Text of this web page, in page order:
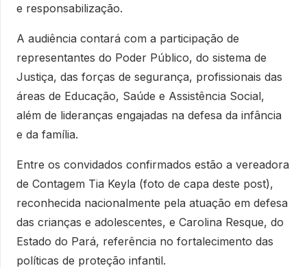
e responsabilização.
A audiência contará com a participação de
representantes do Poder Público, do sistema de
Justiça, das forças de segurança, profissionais das
áreas de Educação, Saúde e Assistência Social,
além de lideranças engajadas na defesa da infância
e da família.
Entre os convidados confirmados estão a vereadora
de Contagem Tia Keyla (foto de capa deste post),
reconhecida nacionalmente pela atuação em defesa
das crianças e adolescentes, e Carolina Resque, do
Estado do Pará, referência no fortalecimento das
políticas de proteção infantil.